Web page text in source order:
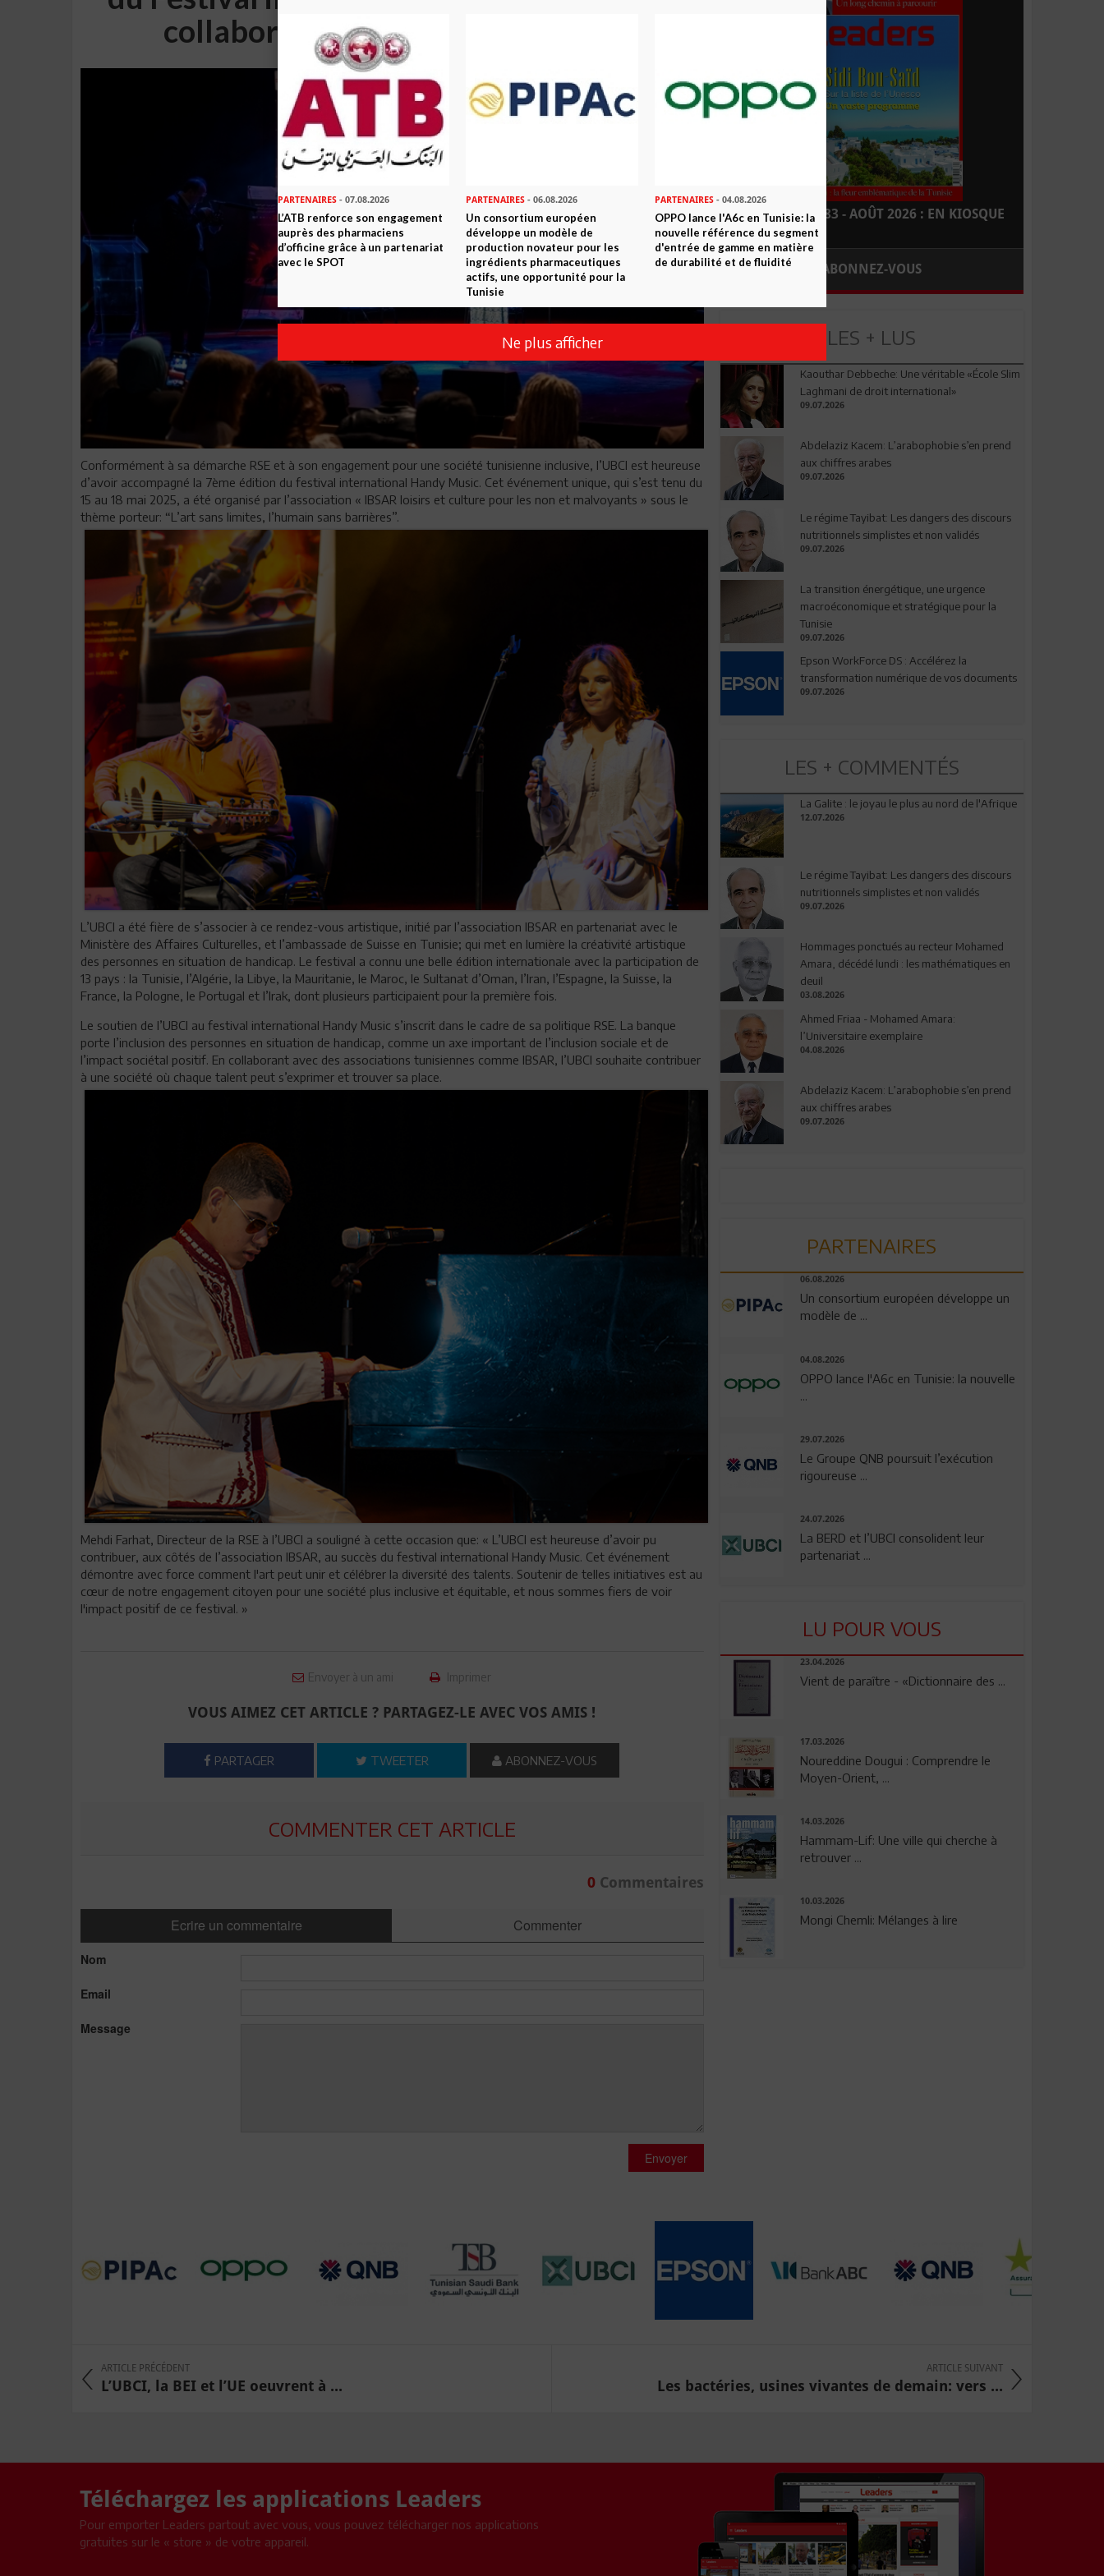
collaboration l’association IBSAR
Conformément à sa démarche RSE et à son engagement pour une société tunisienne inclusive, l’UBCI est heureuse
d’avoir accompagné la 7ème édition du festival international Handy Music. Cet événement unique, qui s’est tenu du
15 au 18 mai 2025, a été organisé par l’association « IBSAR loisirs et culture pour les non et malvoyants » sous le
thème porteur: “L’art sans limites, l’humain sans barrières”.
L’UBCI a été fière de s’associer à ce rendez-vous artistique, initié par l’association IBSAR en partenariat avec le
Ministère des Affaires Culturelles, et l’ambassade de Suisse en Tunisie; qui met en lumière la créativité artistique
des personnes en situation de handicap. Le festival a connu une belle édition internationale avec la participation de
13 pays : la Tunisie, l’Algérie, la Libye, la Mauritanie, le Maroc, le Sultanat d’Oman, l’Iran, l’Espagne, la Suisse, la
France, la Pologne, le Portugal et l’Irak, dont plusieurs participaient pour la première fois.
Le soutien de l’UBCI au festival international Handy Music s’inscrit dans le cadre de sa politique RSE. La banque
porte l’inclusion des personnes en situation de handicap, comme un axe important de l’inclusion sociale et de
l’impact sociétal positif. En collaborant avec des associations tunisiennes comme IBSAR, l’UBCI souhaite contribuer
à une société où chaque talent peut s’exprimer et trouver sa place.
Mehdi Farhat, Directeur de la RSE à l’UBCI a souligné à cette occasion que: « L’UBCI est heureuse d’avoir pu
contribuer, aux côtés de l’association IBSAR, au succès du festival international Handy Music. Cet événement
démontre avec force comment l'art peut unir et célébrer la diversité des talents. Soutenir de telles initiatives est au
cœur de notre engagement citoyen pour une société plus inclusive et équitable, et nous sommes fiers de voir
l'impact positif de ce festival. »
Envoyer à un ami Imprimer
VOUS AIMEZ CET ARTICLE ? PARTAGEZ-LE AVEC VOS AMIS !
PARTAGER TWEETER ABONNEZ-VOUS
COMMENTER CET ARTICLE
0Commentaires
Ecrire un commentaire Commenter
Nom
Email
Message
Envoyer
LEADERS N° 183 - AOÛT 2026 : EN KIOSQUE
ABONNEZ-VOUS
LES + LUS
Kaouthar Debbeche: Une véritable «École Slim
Laghmani de droit international»
09.07.2026
Abdelaziz Kacem: L’arabophobie s’en prend
aux chiffres arabes
09.07.2026
Le régime Tayibat: Les dangers des discours
nutritionnels simplistes et non validés
09.07.2026
La transition énergétique, une urgence
macroéconomique et stratégique pour la
Tunisie
09.07.2026
Epson WorkForce DS : Accélérez la
transformation numérique de vos documents
09.07.2026
LES + COMMENTÉS
La Galite : le joyau le plus au nord de l'Afrique
12.07.2026
Le régime Tayibat: Les dangers des discours
nutritionnels simplistes et non validés
09.07.2026
Hommages ponctués au recteur Mohamed
Amara, décédé lundi : les mathématiques en
deuil
03.08.2026
Ahmed Friaa - Mohamed Amara:
l’Universitaire exemplaire
04.08.2026
Abdelaziz Kacem: L’arabophobie s’en prend
aux chiffres arabes
09.07.2026
PARTENAIRES
06.08.2026
Un consortium européen développe un
modèle de ...
04.08.2026
OPPO lance l'A6c en Tunisie: la nouvelle
29.07.2026
Le Groupe QNB poursuit l’exécution
rigoureuse ...
24.07.2026
La BERD et l’UBCI consolident leur
partenariat ...
LU POUR VOUS
23.04.2026
Vient de paraître - «Dictionnaire des ...
17.03.2026
Noureddine Dougui : Comprendre le
Moyen-Orient, ...
14.03.2026
Hammam-Lif: Une ville qui cherche à
retrouver ...
10.03.2026
Mongi Chemli: Mélanges à lire
ARTICLE PRÉCÉDENT
L’UBCI, la BEI et l’UE oeuvrent à ...
ARTICLE SUIVANT
Les bactéries, usines vivantes de demain: vers ...
Téléchargez les applications Leaders
Pour emporter Leaders partout avec vous, vous pouvez télécharger nos applications
gratuites sur le « store » de votre appareil.
PARTENAIRES - 07.08.2026
L’ATB renforce son engagement
auprès des pharmaciens
d’officine grâce à un partenariat
avec le SPOT
PARTENAIRES - 06.08.2026
Un consortium européen
développe un modèle de
production novateur pour les
ingrédients pharmaceutiques
actifs, une opportunité pour la
Tunisie
PARTENAIRES- 04.08.2026
OPPO lance l'A6c en Tunisie: la
nouvelle référence du segment
d'entrée de gamme en matière
de durabilité et de fluidité
Ne plus afficher